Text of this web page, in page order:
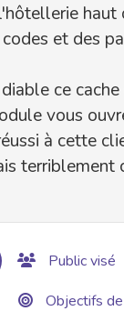
haut
et des
ce
vous
à cette
terriblement
Public visé
Objectifs